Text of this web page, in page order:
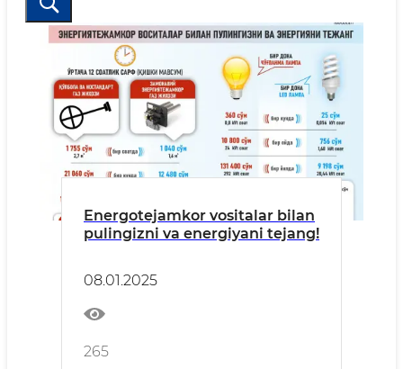
Energotejamkor vositalar bilan
pulingizni va energiyani tejang!
08.01.2025
265